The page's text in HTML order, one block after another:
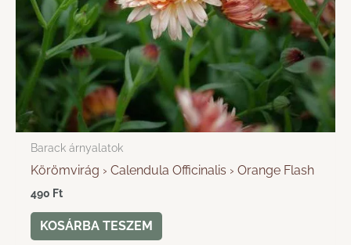
Barack árnyalatok
Körömvirág › Calendula Officinalis › Orange Flash
490 Ft
KOSÁRBA TESZEM